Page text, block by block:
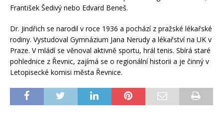
František Šedivý nebo Edvard Beneš.
Dr. Jindřich se narodil v roce 1936 a pochází z pražské lékařské
rodiny. Vystudoval Gymnázium Jana Nerudy a lékařství na UK v
Praze. V mládí se věnoval aktivně sportu, hrál tenis. Sbírá staré
pohlednice z Řevnic, zajímá se o regionální historii a je činný v
Letopisecké komisi města Řevnice.